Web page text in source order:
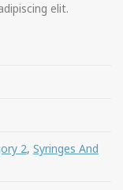
elit.
2, Syringes And